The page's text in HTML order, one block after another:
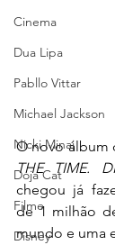
Cinema
Dua Lipa
Pabllo Vittar
Michael Jackson
Nicki Minaj
Doja Cat
Filme
Disney
O novo álbum
THE TIME.
chegou já
de 1 milhão
mundo e uma